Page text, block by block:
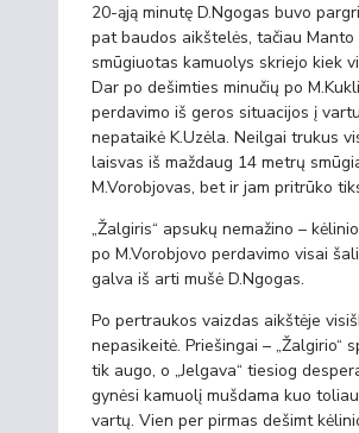
20-ąją minutę D.Ngogas buvo
pat baudos aikštelės, tačiau Manto
smūgiuotas kamuolys skriejo kiek
Dar po dešimties minučių po
perdavimo iš geros situacijos į
nepataikė K.Uzėla. Neilgai trukus
laisvas iš maždaug 14 metrų
M.Vorobjovas, bet ir jam pritrūko
„Žalgiris“ apsukų nemažino –
po M.Vorobjovo perdavimo visai
galva iš arti mušė D.Ngogas.
Po pertraukos vaizdas aikštėje
nepasikeitė. Priešingai – „Žalgirio“
tik augo, o „Jelgava“ tiesiog
gynėsi kamuolį mušdama kuo
vartų. Vien per pirmas dešimt